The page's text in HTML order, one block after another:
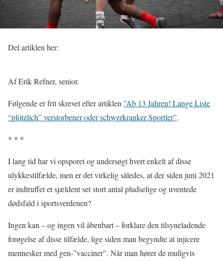
Del artiklen her:
Af Erik Refner, senior.
Følgende er frit skrevet efter artiklen ”Ab 13 Jahren! Lange Liste
“plötzlich” verstorbener oder schwerkranker Sportler”.
* * *
I lang tid har vi opsporet og undersøgt hvert enkelt af disse
ulykkestilfælde, men er det virkelig således, at der siden juni 2021
er indtruffet et sjældent set stort antal pludselige og uventede
dødsfald i sportsverdenen?
Ingen kan – og ingen vil åbenbart – forklare den tilsyneladende
forøgelse af disse tilfælde, lige siden man begyndte at injicere
mennesker med gen-”vacciner”. Når man hører de muligvis